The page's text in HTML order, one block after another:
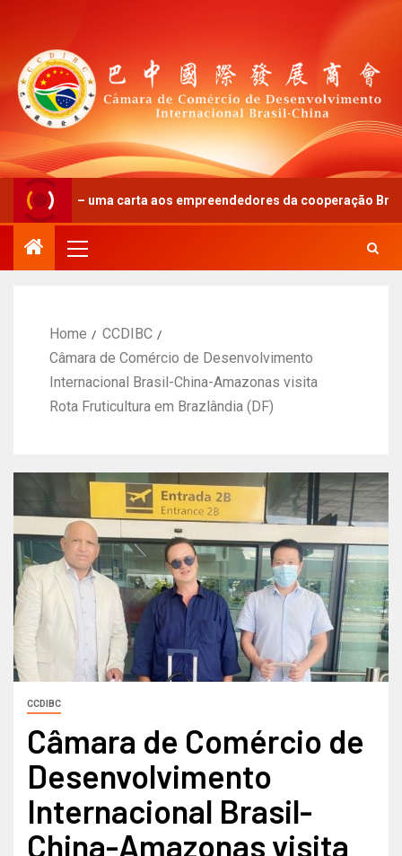
– uma carta aos empreendedores da cooperação Brasil-China
Home
CCDIBC
Câmara de Comércio de Desenvolvimento
Internacional Brasil-China-Amazonas visita
Rota Fruticultura em Brazlândia (DF)
CCDIBC
Câmara de Comércio de
Desenvolvimento
Internacional Brasil-
China-Amazonas visita